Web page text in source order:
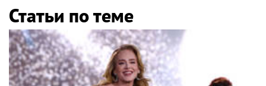
Статьи по теме